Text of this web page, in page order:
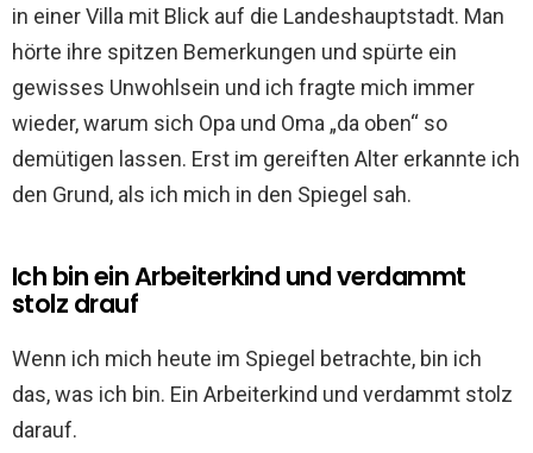
in einer Villa mit Blick auf die Landeshauptstadt. Man
hörte ihre spitzen Bemerkungen und spürte ein
gewisses Unwohlsein und ich fragte mich immer
wieder, warum sich Opa und Oma „da oben“ so
demütigen lassen. Erst im gereiften Alter erkannte ich
den Grund, als ich mich in den Spiegel sah.
Ich bin ein Arbeiterkind und verdammt
stolz drauf
Wenn ich mich heute im Spiegel betrachte, bin ich
das, was ich bin. Ein Arbeiterkind und verdammt stolz
darauf.